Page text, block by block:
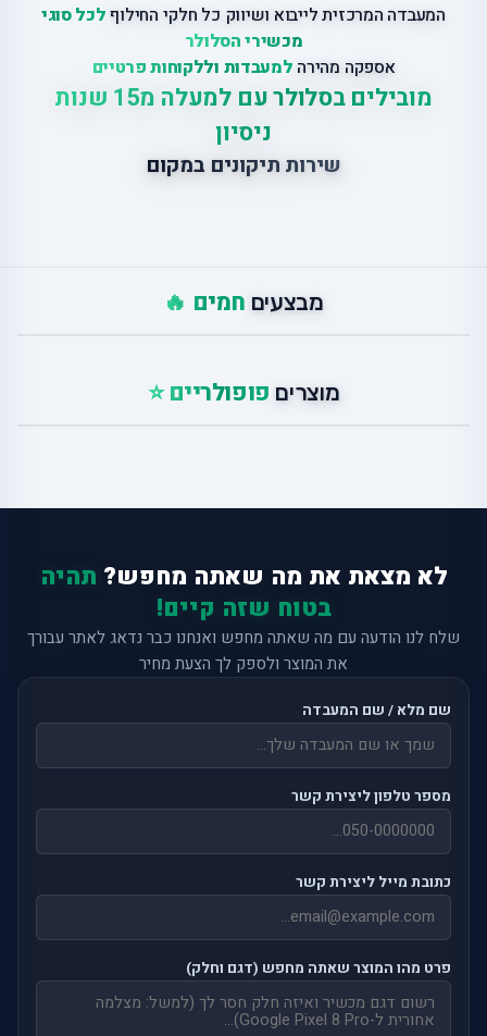
המעבדה המרכזית לייבוא ושיווק כל חלקי החילוףלכל סוגי
מכשירי הסלולר
אספקה מהירה למעבדות וללקוחות פרטיים
מובילים בסלולר עם למעלה מ15 שנות
ניסיון
שירות תיקונים במקום
מבצעים חמים 🔥
מוצרים פופולריים ⭐
לא מצאת את מה שאתה מחפש? תהיה
בטוח שזה קיים!
שלח לנו הודעה עם מה שאתה מחפש ואנחנו כבר נדאג לאתר עבורך
את המוצר ולספק לך הצעת מחיר
שם מלא / שם המעבדה
מספר טלפון ליצירת קשר
כתובת מייל ליצירת קשר
פרט מהו המוצר שאתה מחפש (דגם וחלק)